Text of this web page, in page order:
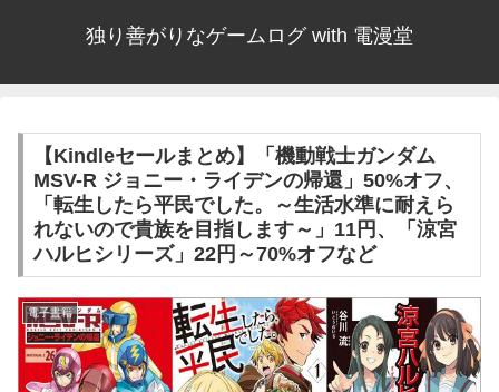
独り善がりなゲームログ with 電漫堂
【Kindleセールまとめ】「機動戦士ガンダム
MSV-R ジョニー・ライデンの帰還」50%オフ、
「転生したら平民でした。～生活水準に耐えら
れないので貴族を目指します～」11円、「涼宮
ハルヒシリーズ」22円～70%オフなど
電子書籍